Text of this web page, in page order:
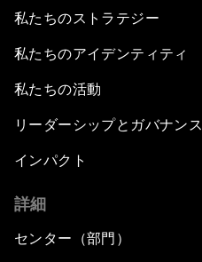
私たちのストラテジー
私たちのアイデンティティ
私たちの活動
リーダーシップとガバナンス
インパクト
詳細
センター（部門）